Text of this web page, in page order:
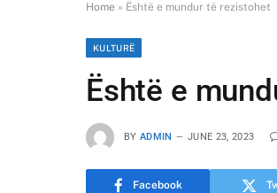
Home » Është e mundur të rezistohet
KULTURË
Është e
BY ADMIN JUNE 23, 2023
Facebook